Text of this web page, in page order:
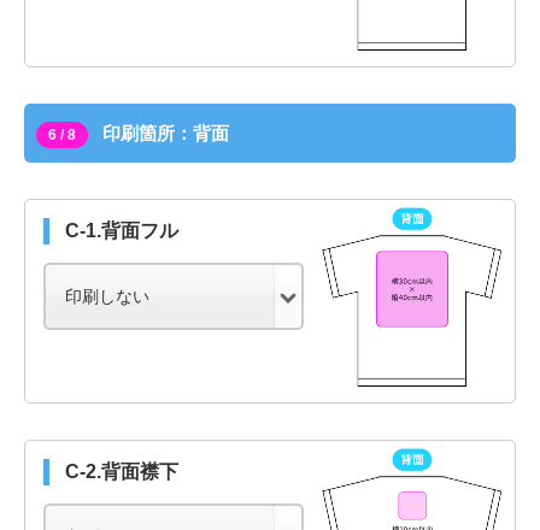
6 / 8 印刷箇所：背面
C-1.背面フル
C-2.背面襟下